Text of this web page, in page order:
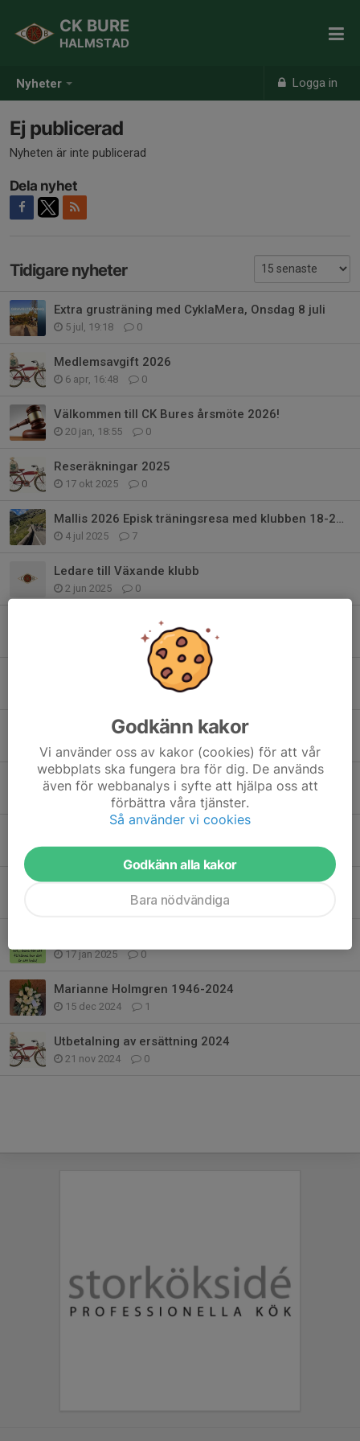
Nyheter Logga in
CK BURE
HALMSTAD
Ej publicerad
Nyheten är inte publicerad
Dela nyhet
Tidigare nyheter
Extra grusträning med CyklaMera, Onsdag 8 juli
5 jul, 19:18 0
Medlemsavgift 2026
6 apr, 16:48 0
Välkommen till CK Bures årsmöte 2026!
20 jan, 18:55 0
Reseräkningar 2025
17 okt 2025 0
Mallis 2026 Episk träningsresa med klubben 18-25 april
4 jul 2025 7
Ledare till Växande klubb
2 jun 2025 0
Funktionärer till Bureloppet 18:e maj
6
Klubbshop reservset samt övrigt
Kläderna redo för hämtning
9 apr 2025
NU - Startar vi upp träningsgrupp C för säsongen!
31 mar 2025 1
12 mar 2025 0
Burecyklist svensk mästare i E-Cykling!
2
17 jan 2025 0
Marianne Holmgren 1946-2024
15 dec 2024 1
Utbetalning av ersättning 2024
21 nov 2024 0
Godkänn kakor
Vi använder oss av kakor (cookies) för att vår
webbplats ska fungera bra för dig. De används
även för webbanalys i syfte att hjälpa oss att
förbättra våra tjänster.
Så använder vi cookies
Godkänn alla kakor
Bara nödvändiga